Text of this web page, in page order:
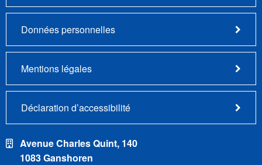
Données personnelles
Mentions légales
Déclaration d’accessibilité
Avenue Charles Quint, 140
1083 Ganshoren